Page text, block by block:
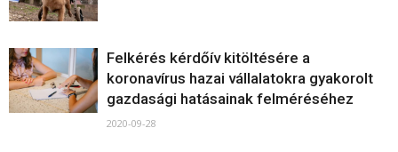
Felkérés kérdőív kitöltésére a
koronavírus hazai vállalatokra gyakorolt
gazdasági hatásainak felméréséhez
2020-09-28